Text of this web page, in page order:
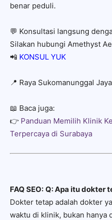
benar peduli.
💬 Konsultasi langsung
Silakan hubungi Amethyst
📲 KONSUL YUK
📍 Raya Sukomanunggal
📖 Baca juga:
👉 Panduan Memilih Klinik
Terpercaya di Surabaya
FAQ SEO: Q: Apa itu dokter
Dokter tetap adalah dokter
waktu di klinik, bukan hanya